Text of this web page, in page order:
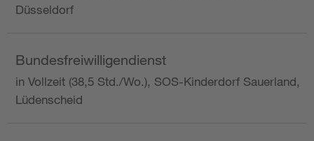
Düsseldorf
Bundesfreiwilligendienst
in Vollzeit (38,5 Std./Wo.), SOS-Kinderdorf Sauerland,
Lüdenscheid